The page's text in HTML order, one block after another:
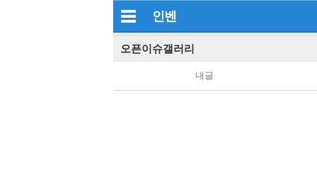
인벤
오픈이슈갤러리
내글